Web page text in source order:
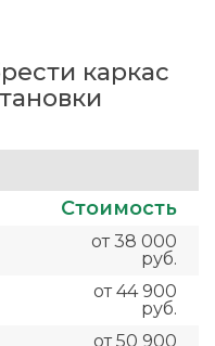
каркас
Стоимость
от 38 000
руб.
от 44 900
руб.
от 50 900